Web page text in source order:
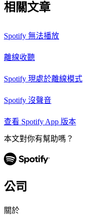
相關文章
Spotify 無法播放
離線收聽
Spotify 現處於離線模式
Spotify 沒聲音
查看 Spotify App 版本
本文對你有幫助嗎？
公司
關於